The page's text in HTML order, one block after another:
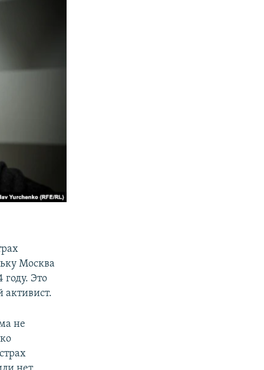
Москва
году. Это
активист.
не